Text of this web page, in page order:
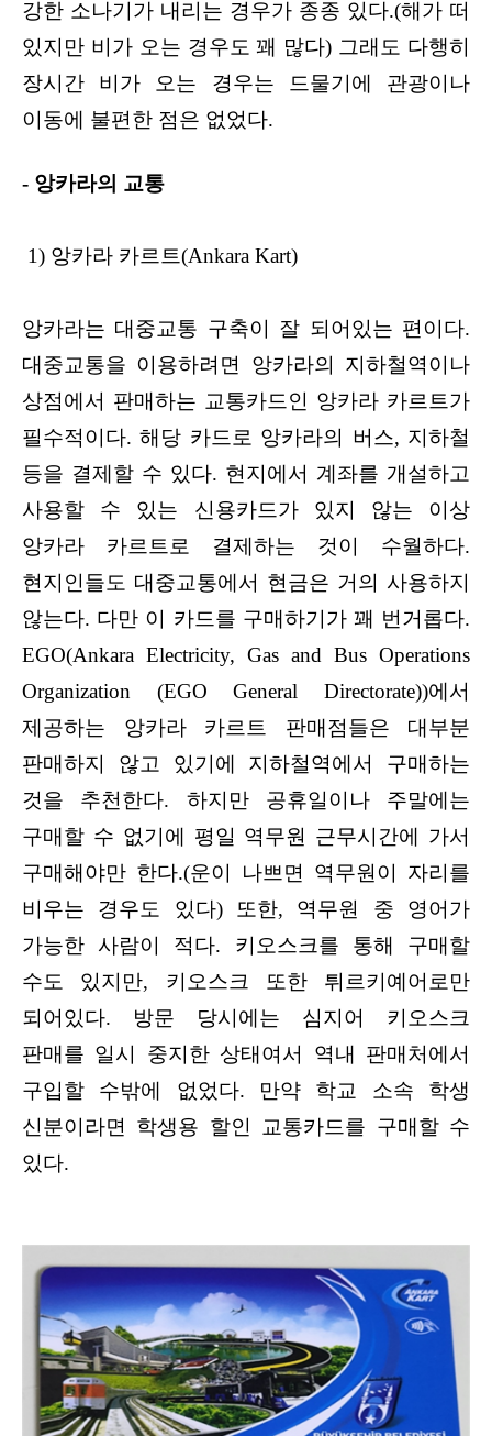
강한 소나기가 내리는 경우가 종종 있다.(해가 떠
있지만 비가 오는 경우도 꽤 많다) 그래도 다행히
장시간 비가 오는 경우는 드물기에 관광이나
이동에 불편한 점은 없었다.
- 앙카라의 교통
1) 앙카라 카르트(Ankara Kart)
앙카라는 대중교통 구축이 잘 되어있는 편이다.
대중교통을 이용하려면 앙카라의 지하철역이나
상점에서 판매하는 교통카드인 앙카라 카르트가
필수적이다. 해당 카드로 앙카라의 버스, 지하철
등을 결제할 수 있다. 현지에서 계좌를 개설하고
사용할 수 있는 신용카드가 있지 않는 이상
앙카라 카르트로 결제하는 것이 수월하다.
현지인들도 대중교통에서 현금은 거의 사용하지
않는다. 다만 이 카드를 구매하기가 꽤 번거롭다.
EGO(Ankara Electricity, Gas and Bus Operations
Organization (EGO General Directorate))에서
제공하는 앙카라 카르트 판매점들은 대부분
판매하지 않고 있기에 지하철역에서 구매하는
것을 추천한다. 하지만 공휴일이나 주말에는
구매할 수 없기에 평일 역무원 근무시간에 가서
구매해야만 한다.(운이 나쁘면 역무원이 자리를
비우는 경우도 있다) 또한, 역무원 중 영어가
가능한 사람이 적다. 키오스크를 통해 구매할
수도 있지만, 키오스크 또한 튀르키예어로만
되어있다. 방문 당시에는 심지어 키오스크
판매를 일시 중지한 상태여서 역내 판매처에서
구입할 수밖에 없었다. 만약 학교 소속 학생
신분이라면 학생용 할인 교통카드를 구매할 수
있다.